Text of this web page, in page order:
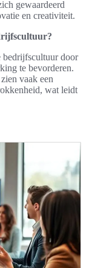
gewaardeerd
en creativiteit.
bedrijfscultuur door
te bevorderen.
vaak een
wat leidt